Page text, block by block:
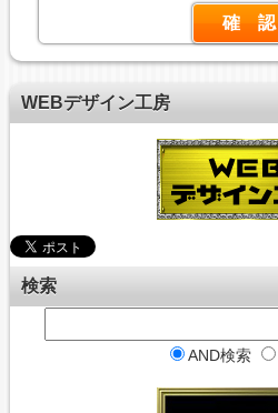
WEBデザイン工房
検索
AND検索